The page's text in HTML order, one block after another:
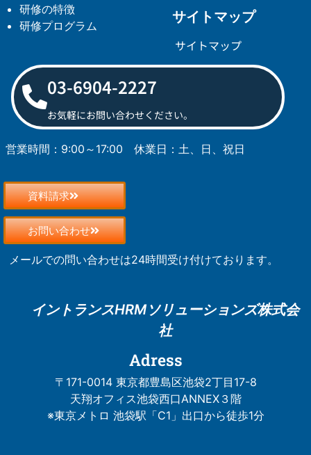
研修の特徴
研修プログラム
サイトマップ
サイトマップ
03-6904-2227
お気軽にお問い合わせください。
営業時間：9:00～17:00 休業日：土、日、祝日
資料請求
お問い合わせ
メールでの問い合わせは24時間受け付けております。
イントランスHRM ソリューションズ株式会
社
Adress
〒171-0014 東京都豊島区池袋2丁目17-8
天翔オフィス池袋西口ANNEX３階
※東京メトロ 池袋駅「C1」出口から徒歩1分